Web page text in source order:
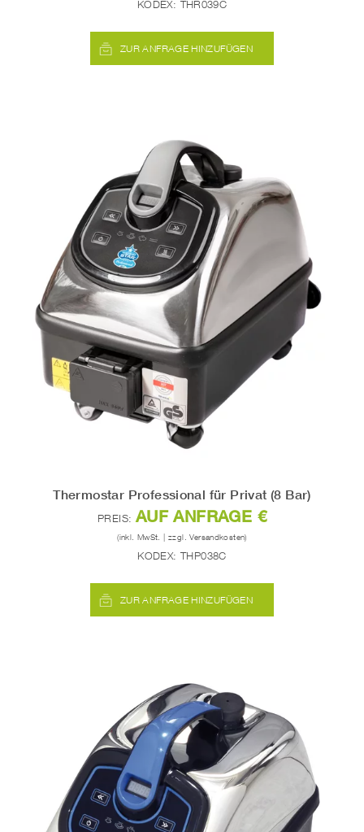
KODEX: THR039C
ZUR ANFRAGE HINZUFÜGEN
Thermostar Professional für Privat (8 Bar)
PREIS:AUF ANFRAGE €
(inkl. MwSt. | zzgl. Versandkosten)
KODEX: THP038C
ZUR ANFRAGE HINZUFÜGEN